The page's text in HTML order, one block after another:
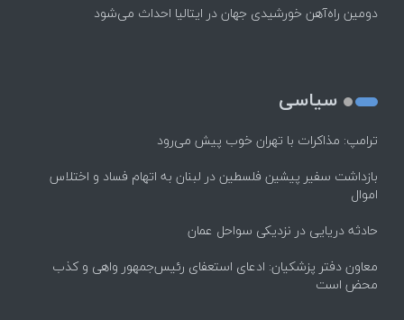
دومین راه‌آهن خورشیدی جهان در ایتالیا احداث می‌شود
سیاسی
ترامپ: مذاکرات با تهران خوب پیش می‌رود
بازداشت سفیر پیشین فلسطین در لبنان به اتهام فساد و اختلاس
اموال
حادثه دریایی در نزدیکی سواحل عمان
معاون دفتر پزشکیان: ادعای استعفای رئیس‌جمهور واهی و کذب
محض است